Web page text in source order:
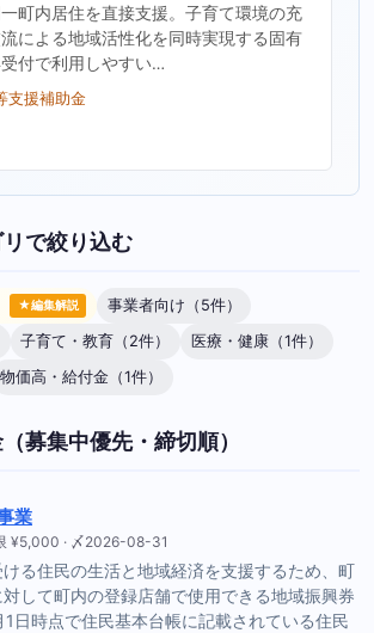
町内居住を直接支援。子育て環境の充
による地域活性化を同時実現する固有
付で利用しやすい…
支援補助金
で絞り込む
★編集解説
事業者向け（5件）
子育て・教育（2件）
医療・健康（1件）
物価高・給付金（1件）
募集中優先・締切順）
業
¥5,000 · 〆2026-08-31
る住民の生活と地域経済を支援するため、町
して町内の登録店舗で使用できる地域振興券
日時点で住民基本台帳に記載されている住民